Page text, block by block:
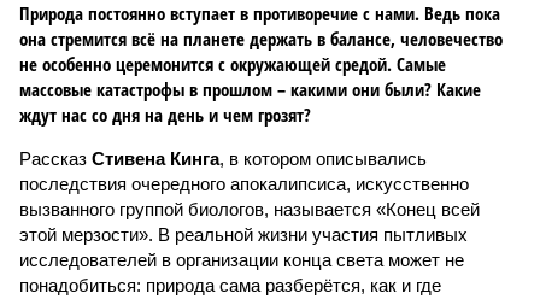
Природа постоянно вступает в противоречие с нами. Ведь пока
она стремится всё на планете держать в балансе, человечество
не особенно церемонится с окружающей средой. Самые
массовые катастрофы в прошлом – какими они были? Какие
ждут нас со дня на день и чем грозят?
Рассказ Стивена Кинга, в котором описывались
последствия очередного апокалипсиса, искусственно
вызванного группой биологов, называется «Конец всей
этой мерзости». В реальной жизни участия пытливых
исследователей в организации конца света может не
понадобиться: природа сама разберётся, как и где